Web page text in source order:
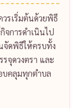
วรเริ่มต้นด้วยพิธี
จการดำเนินไป
จัดพิธีให้ครบทั้ง
จุดวงตรา และ
บคลุมทุกตำบล